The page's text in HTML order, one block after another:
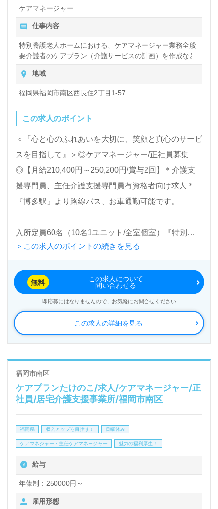
願いします。
全国の求人ご紹介！医療/福祉業界の正社員/パート求
人探しは【ウィルオブ介護】＊求人情報収集、将来的
に検討の方も遠慮なく＊
LINE、メール、お電話などご希望に応じてお問い合
わせ/ご相談可能です。転職相談、求人紹介、年収交
渉など完全無料サービスをご利用いただけます。＜非
公開求人も取扱いあり！＞"転職支援"のプロと一緒に
転職活動！お問い合わせお待ちしております。
ケアマネージャー
仕事内容
特別養護老人ホームにおける、ケアマネージャー業務全般
要介護者のケアプラン（介護サービスの計画）を作成など
地域
福岡県福岡市南区西長住2丁目1-57
この求人のポイント
＜『心と心のふれあいを大切に、笑顔と真心のサービ
スを目指して』＞◎ケアマネージャー/正社員募集
◎【月給210,400円～250,200円/賞与2回】＊介護支
援専門員、主任介護支援専門員有資格者向け求人＊
『博多駅』より路線バス、お車通勤可能です。
入所定員60名（10名1ユニット/全室個室）『特別養
護老人ホーム鹿助荘』社会福祉法人順和（本部：福岡
人ホーム、地域包括支援センター事業を展開されてい
ます。
◎『ご利用者様、ご家族様に親身になって寄り添いな
がら』プロフェッショナルとしての経験が輝く職場！
◎
居宅または施設でのケアマネージャー経験のある方を
募集します。『長尾病院』様が運営母体となる事業所
様です。アットホームな職場環境、手厚い福利厚生も
立ちたい』『ご利用者様目線を考えたケアプランを作
アップを目指したい』『職場環境を変えて働きたい』
等の方も大歓迎です！働き方や選考フロー等、担当コ
ンサルタントよりご案内させていただきます。お問い
＞この求人のポイントの続きを見る
この求人の詳細を見る
無料
この求人について
問い合わせる
即応募にはなりませんので、お気軽にお問合せください
福岡市南区
ケアプランたけのこ/求人/ケアマネージャー/正
社員/居宅介護支援事業所/福岡市南区
福岡県 収入アップを目指す！ 日曜休み
ケアマネジャー・主任ケアマネージャー 魅力の福利厚生！
給与
年俸制：250000円～
雇用形態